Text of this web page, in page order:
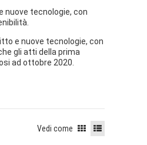
nuove tecnologie, con
e nuove tecnologie, con
gli atti della prima
ad ottobre 2020.
Vedi come